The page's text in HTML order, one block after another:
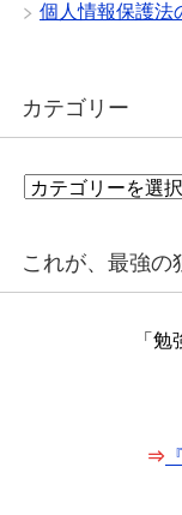
個人情報保護法
カテゴリー
カ
リ
これが、最強の
「
⇒